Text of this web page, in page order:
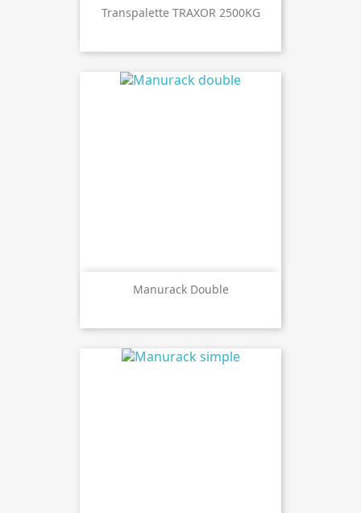
Transpalette TRAXOR 2500KG
Manurack Double